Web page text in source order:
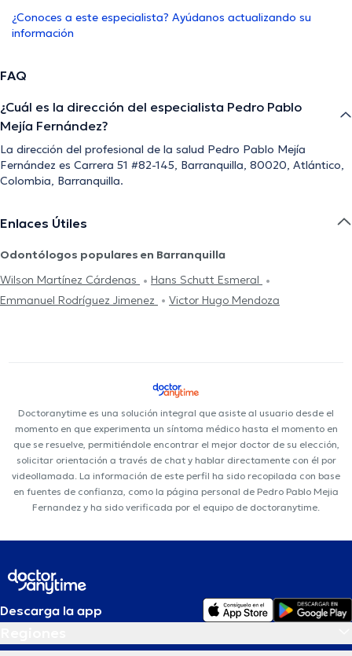
¿Conoces a este especialista? Ayúdanos actualizando su
información
FAQ
¿Cuál es la dirección del especialista Pedro Pablo
Mejía Fernández?
La dirección del profesional de la salud Pedro Pablo Mejía
Fernández es Carrera 51 #82-145, Barranquilla, 80020, Atlántico,
Colombia, Barranquilla.
Enlaces Útiles
Odontólogos populares en Barranquilla
Wilson Martínez Cárdenas
Hans Schutt Esmeral
Emmanuel Rodríguez Jimenez
Victor Hugo Mendoza
Doctoranytime es una solución integral que asiste al usuario desde el
momento en que experimenta un síntoma médico hasta el momento en
que se resuelve, permitiéndole encontrar el mejor doctor de su elección,
solicitar orientación a través de chat y hablar directamente con él por
videollamada. La información de este perfil ha sido recopilada con base
en fuentes de confianza, como la página personal de Pedro Pablo Mejia
Fernandez y ha sido verificada por el equipo de doctoranytime.
Descarga la app